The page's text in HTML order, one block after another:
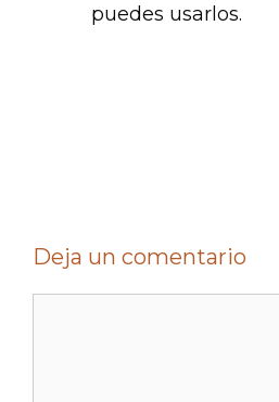
puedes usarlos.
Deja un comentario